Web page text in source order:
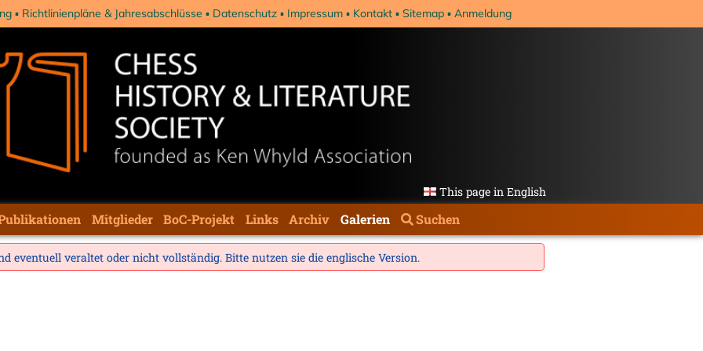
Richtlinienpläne & Jahresabschlüsse Datenschutz Impressum Kontakt Sitemap Anmeldung
This page in English
Mitglieder BoC-Projekt Links Archiv Galerien Suchen
eventuell veraltet oder nicht vollständig. Bitte nutzen sie die englische Version.